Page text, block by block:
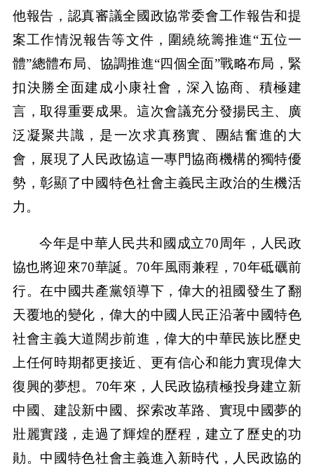
他報告，認真審議全國政協常委會工作報告和提
案工作情況報告等文件，圍繞統籌推進“五位一
體”總體布局、協調推進“四個全面”戰略布局，緊
扣決勝全面建成小康社會，深入協商、積極建
言，取得重要成果。這次會議充分發揚民主、廣
泛凝聚共識，是一次求真務實、團結奮進的大
會，展現了人民政協這一專門協商機構的獨特優
勢，彰顯了中國特色社會主義民主政治的生機活
力。
今年是中華人民共和國成立70周年，人民政
協也將迎來70華誕。70年風雨兼程，70年砥礪前
行。在中國共產黨領導下，偉大的祖國發生了翻
天覆地的變化，偉大的中國人民正沿著中國特色
社會主義大道闊步前進，偉大的中華民族比歷史
上任何時期都更接近、更有信心和能力實現偉大
復興的夢想。70年來，人民政協積極投身建立新
中國、建設新中國、探索改革路、實現中國夢的
壯麗實踐，走過了輝煌的歷程，建立了歷史的功
勛。中國特色社會主義進入新時代，人民政協的